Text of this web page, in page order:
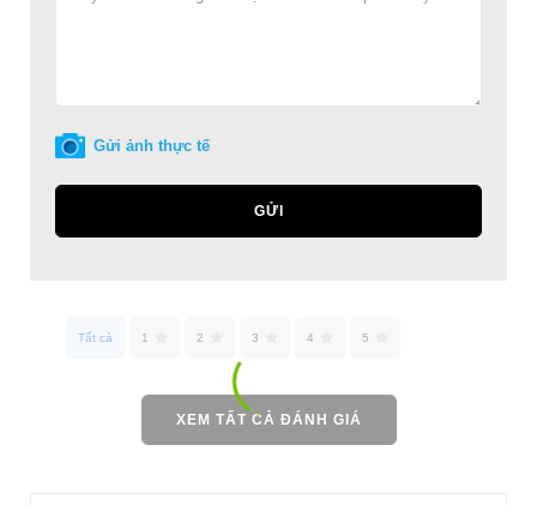
Gửi ảnh thực tế
GỬI
Tất cả 1 2 3 4 5
XEM TẤT CẢ ĐÁNH GIÁ